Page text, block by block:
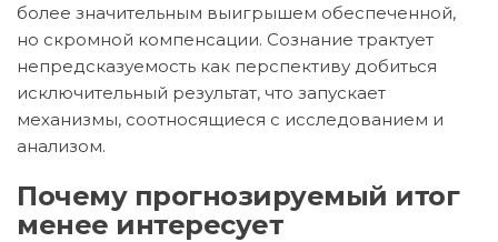
более значительным выигрышем обеспеченной,
но скромной компенсации. Сознание трактует
непредсказуемость как перспективу добиться
исключительный результат, что запускает
механизмы, соотносящиеся с исследованием и
анализом.
Почему прогнозируемый итог
менее интересует